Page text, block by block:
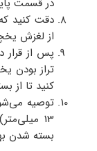
در قسمت
دقت کنید
از لغزش
پس از قرار
تراز بودن
کنید تا
13
بسته شدن